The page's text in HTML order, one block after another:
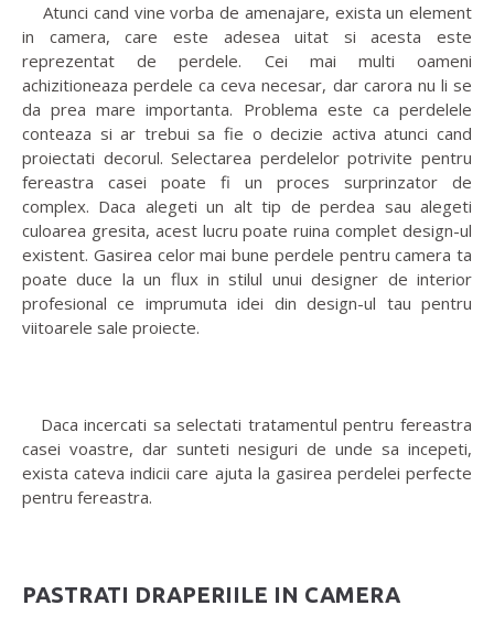
Atunci cand vine vorba de amenajare, exista un element
in camera, care este adesea uitat si acesta este
reprezentat de perdele. Cei mai multi oameni
achizitioneaza perdele ca ceva necesar, dar carora nu li se
da prea mare importanta. Problema este ca perdelele
conteaza si ar trebui sa fie o decizie activa atunci cand
proiectati decorul. Selectarea perdelelor potrivite pentru
fereastra casei poate fi un proces surprinzator de
complex. Daca alegeti un alt tip de perdea sau alegeti
culoarea gresita, acest lucru poate ruina complet design-ul
existent. Gasirea celor mai bune perdele pentru camera ta
poate duce la un flux in stilul unui designer de interior
profesional ce imprumuta idei din design-ul tau pentru
viitoarele sale proiecte.
Daca incercati sa selectati tratamentul pentru fereastra
casei voastre, dar sunteti nesiguri de unde sa incepeti,
exista cateva indicii care ajuta la gasirea perdelei perfecte
pentru fereastra.
PASTRATI DRAPERIILE IN CAMERA